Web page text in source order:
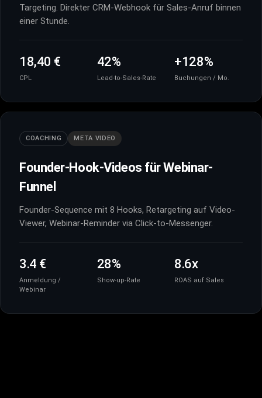
Targeting. Direkter CRM-Webhook für Sales-Anruf binnen
einer Stunde.
18,40 €
CPL
42%
Lead-to-Sales-Rate
+128%
Buchungen / Mo.
COACHING META VIDEO
Founder-Hook-Videos für Webinar-
Funnel
Founder-Sequence mit 8 Hooks, Retargeting auf Video-
Viewer, Webinar-Reminder via Click-to-Messenger.
3.4 €
Anmeldung /
Webinar
28%
Show-up-Rate
8.6x
ROAS auf Sales